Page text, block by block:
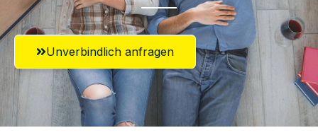
Unverbindlich anfragen